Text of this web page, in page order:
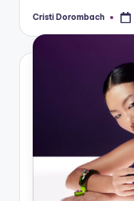
Posted
Cristi Dorombach